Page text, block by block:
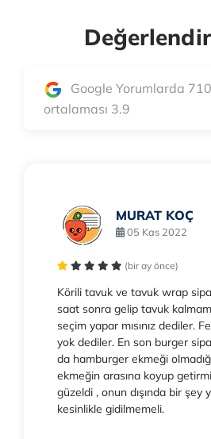
Google Yorumlarda
ortalaması 3.9
MURAT KOÇ
05 Kas 2022
(bir ay önce)
Körili tavuk ve tavuk wrap
saat sonra gelip tavuk
seçim yapar mısınız dediler.
yok dediler. En son burger
da hamburger ekmeği
ekmeğin arasına koyup
güzeldi , onun dışında bir şey
kesinlikle gidilmemeli.